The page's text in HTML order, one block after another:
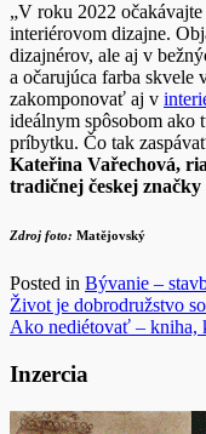
„V roku 2022
interiérovom dizajne.
dizajnérov, ale aj v
a očarujúca farba skvele
zakomponovať aj v
ideálnym spôsobom ako
príbytku. Čo tak
Kateřina Vařechová,
tradičnej českej značky
Zdroj foto: Matějovský
Posted in Bývanie –
Navigácia
v
článku
Život je dobrodružstvo
Ako nediétovať – kniha,
Inzercia